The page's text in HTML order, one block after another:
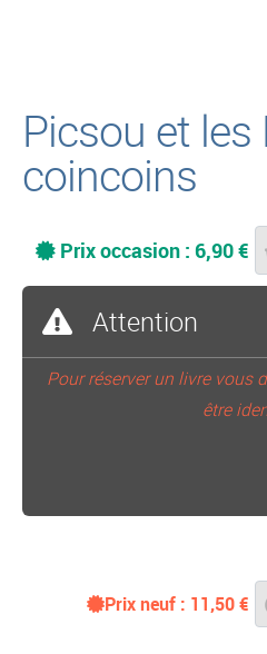
Picsou et les
coincoins
Prix occasion : 6,90 €
Attention
Pour réserver un livre vous
être
Prix neuf : 11,50€